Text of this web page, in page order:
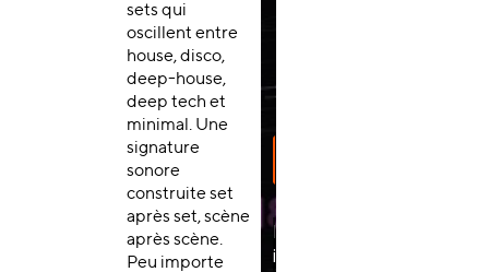
sets qui
oscillent entre
house, disco,
deep-house,
deep tech et
minimal. Une
signature
sonore
construite set
après set, scène
après scène.
Peu importe